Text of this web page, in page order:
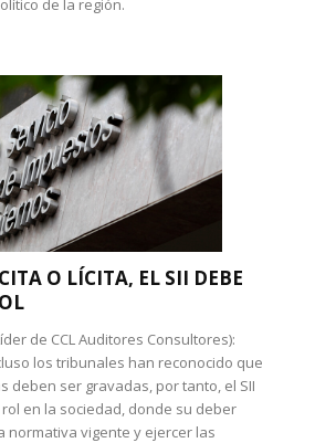
de la región.
O LÍCITA, EL SII DEBE
de CCL Auditores Consultores):
los tribunales han reconocido que
deben ser gravadas, por tanto, el SII
en la sociedad, donde su deber
normativa vigente y ejercer las